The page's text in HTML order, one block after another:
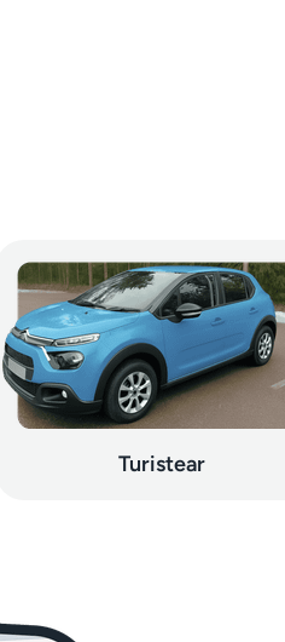
Turistear